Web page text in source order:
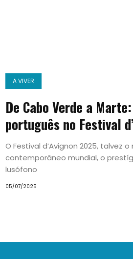
A VIVER
De Cabo Verde a
português no Festival
O Festival d’Avignon 2025, talvez
contemporâneo mundial, o
lusófono
05/07/2025